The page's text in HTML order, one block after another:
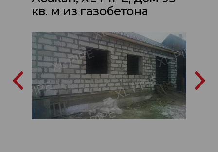
кв. м из газобетона